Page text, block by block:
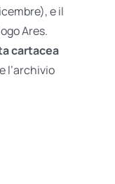
e il
Ares.
cartacea
l’archivio